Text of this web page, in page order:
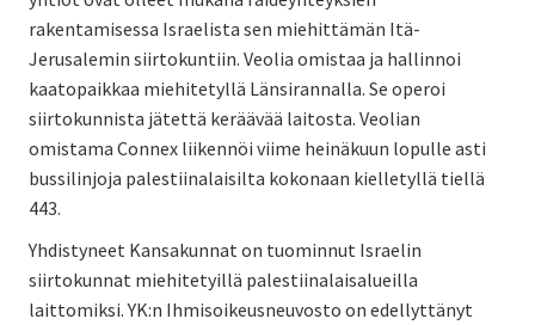
rakentamisessa Israelista sen miehittämän Itä-
Jerusalemin siirtokuntiin. Veolia omistaa ja hallinnoi
kaatopaikkaa miehitetyllä Länsirannalla. Se operoi
siirtokunnista jätettä keräävää laitosta. Veolian
omistama Connex liikennöi viime heinäkuun lopulle asti
bussilinjoja palestiinalaisilta kokonaan kielletyllä tiellä
443.
Yhdistyneet Kansakunnat on tuominnut Israelin
siirtokunnat miehitetyillä palestiinalaisalueilla
laittomiksi. YK:n Ihmisoikeusneuvosto on edellyttänyt